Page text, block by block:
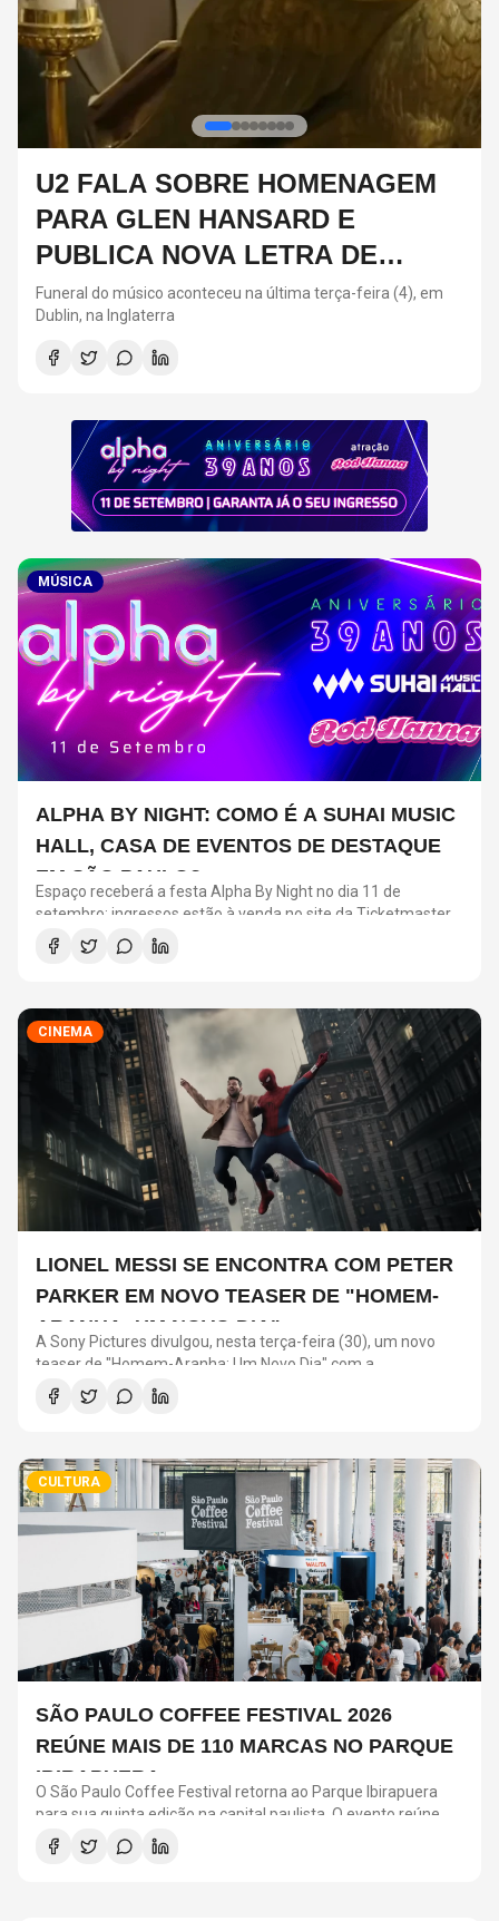
DIA DOS PAIS: ARTISTAS QUE
SEGUIRAM OS PASSOS DOS
PAIS NA MÚSICA
Neste ano, o Dia dos Pais acontece neste domingo (9)
MÚSICA
ALPHA BY NIGHT: COMO É A SUHAI MUSIC
HALL, CASA DE EVENTOS DE DESTAQUE
EM SÃO PAULO?
Espaço receberá a festa Alpha By Night no dia 11 de
setembro; ingressos estão à venda no site da Ticketmaster
Brasil
CINEMA
LIONEL MESSI SE ENCONTRA COM PETER
PARKER EM NOVO TEASER DE "HOMEM-
ARANHA: UM NOVO DIA"
A Sony Pictures divulgou, nesta terça-feira (30), um novo
teaser de "Homem-Aranha: Um Novo Dia" com a
participação de Lionel Messi. O astro argentino divide a cena
com o universo do herói em uma ação promocional do filme.
CULTURA
SÃO PAULO COFFEE FESTIVAL 2026
REÚNE MAIS DE 110 MARCAS NO PARQUE
IBIRAPUERA
O São Paulo Coffee Festival retorna ao Parque Ibirapuera
para sua quinta edição na capital paulista. O evento reúne
mais de 110 marcas de café, além de produtores, baristas e
especialistas do setor. A programação inclui degustações,